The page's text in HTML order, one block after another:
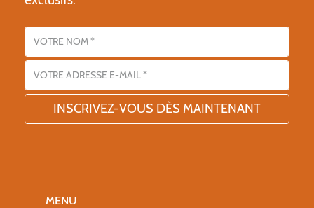
Nom
Adresse email
MENU